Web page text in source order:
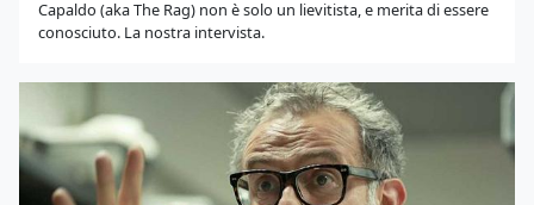
Capaldo (aka The Rag) non è solo un lievitista, e merita di essere
conosciuto. La nostra intervista.